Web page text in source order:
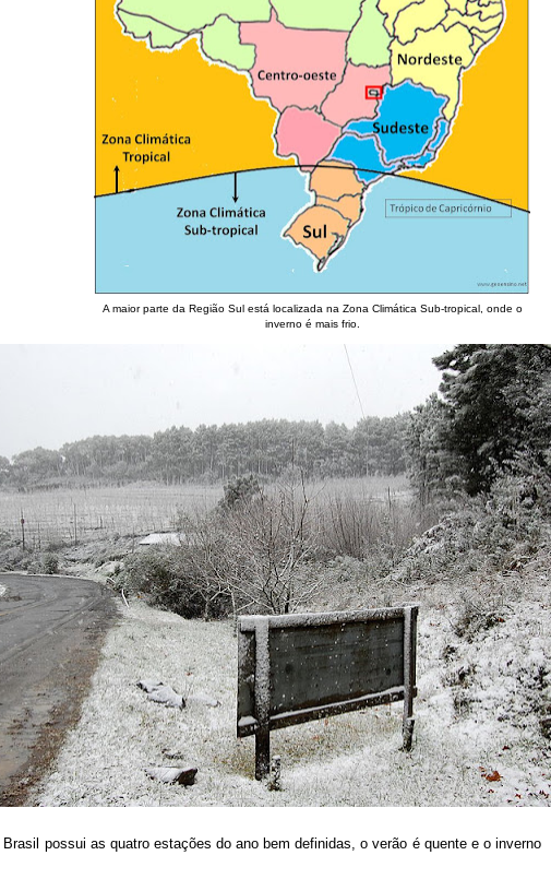
A maior parte da Região Sul está localizada na Zona Climática Sub-tropical, onde o
inverno é mais frio.
possui as quatro estações do ano bem definidas, o verão é quente e o inverno